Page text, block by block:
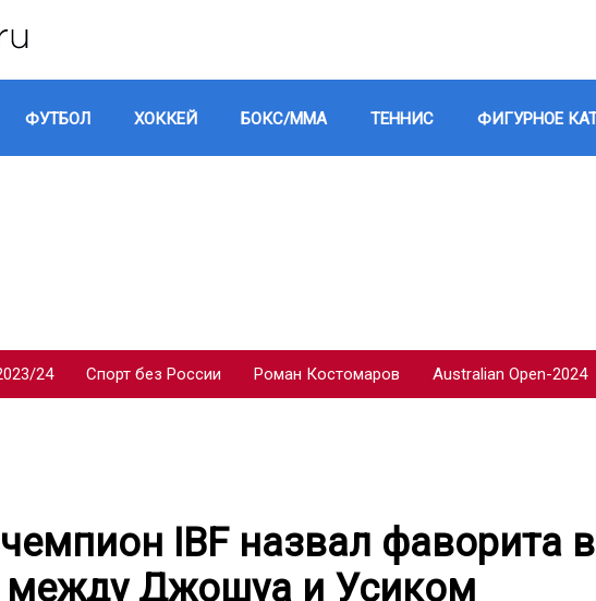
ФУТБОЛ ХОККЕЙ БОКС/ММА ТЕННИС ФИГУРНОЕ
24 Спорт без России Роман Костомаров Australian Open-2024
IBF назвал фаворита в
между Джошуа и Усиком